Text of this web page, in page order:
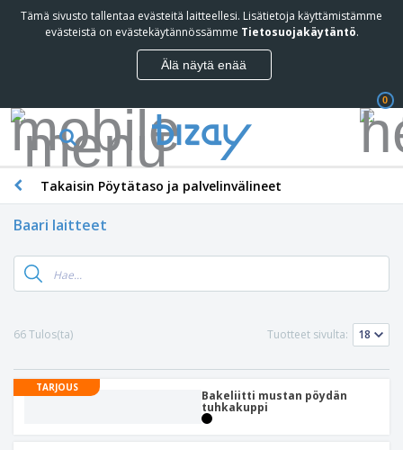
Tämä sivusto tallentaa evästeitä laitteellesi. Lisätietoja käyttämistämme
evästeistä on evästekäytännössämme Tietosuojakäytäntö.
Älä näytä enää
0
Takaisin Pöytätaso ja palvelinvälineet
Baari laitteet
66 Tulos(ta) Tuotteet sivulta:
TARJOUS
Bakeliitti mustan pöydän
tuhkakuppi